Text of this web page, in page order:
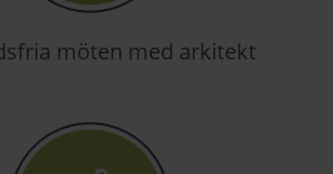
möten med arkitekt